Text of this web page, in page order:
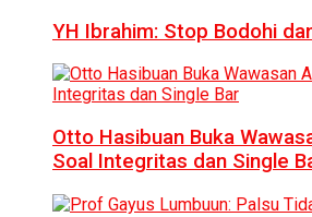
YH Ibrahim: Stop Bodohi
Otto Hasibuan Buka
Soal Integritas dan Single